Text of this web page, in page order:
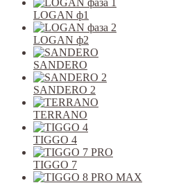
LOGAN ф1
LOGAN ф2
SANDERO
SANDERO 2
TERRANO
TIGGO 4
TIGGO 7